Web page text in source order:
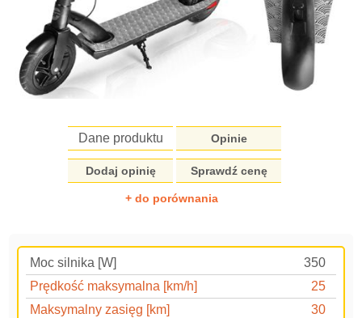
Dane produktu Opinie
Dodaj opinię Sprawdź cenę
+ do porównania
Moc silnika [W]
350
Prędkość maksymalna [km/h]
25
Maksymalny zasięg [km]
30